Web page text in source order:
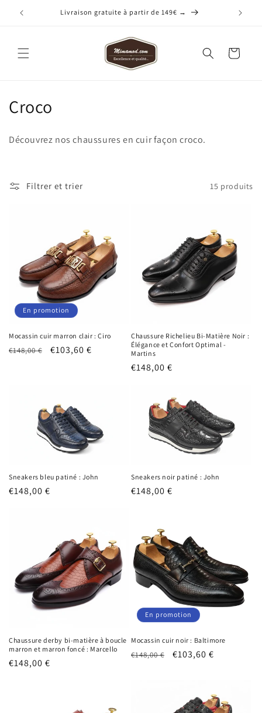
passer
Livraison gratuite à partir de 149€ →
Panier
C
e
n
:
Croco
Découvrez nos chaussures en cuir façon croco.
Filtrer et trier 15 produits
En promotion
Mocassin cuir marron clair : Ciro
Prix
€148,00 €
Prix
€103,60 €
Chaussure Richelieu Bi-Matière Noir :
Élégance et Confort Optimal -
Martins
Prix
€148,00 €
Sneakers bleu patiné : John
Prix
€148,00 €
Sneakers noir patiné : John
Prix
€148,00 €
Chaussure derby bi-matière à boucle
marron et marron foncé : Marcello
Prix
€148,00 €
En promotion
Mocassin cuir noir : Baltimore
Prix
€148,00 €
Prix
€103,60 €